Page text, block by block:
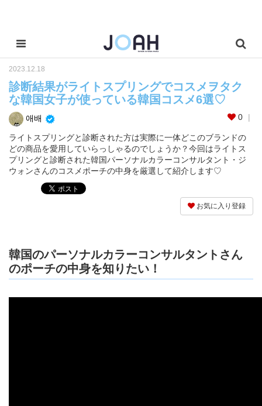
2023.12.18
診断結果がライトスプリングでコスメヲタク
な韓国女子が使っている韓国コスメ6選♡
애배 0
ライトスプリングと診断された方は実際に一体どこのブランドの
どの商品を愛用していらっしゃるのでしょうか？今回はライトス
プリングと診断された韓国パーソナルカラーコンサルタント・ジ
ウォンさんのコスメポーチの中身を厳選して紹介します♡
お気に入り登録
韓国のパーソナルカラーコンサルタントさん
のポーチの中身を知りたい！